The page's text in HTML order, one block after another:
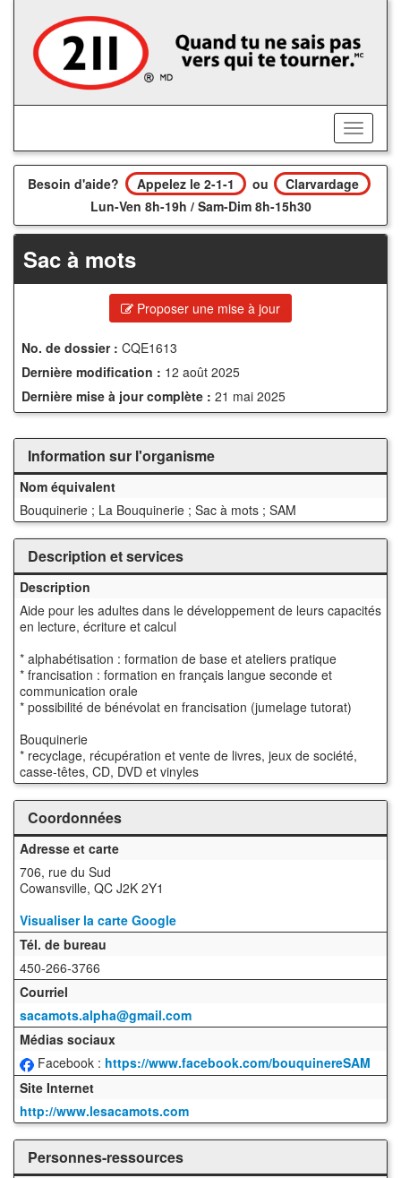
contenu
principal
Activer/
le
menu
Besoin d'aide? Appelez le 2-1-1 ou
Clarvardage
Lun-Ven 8h-19h / Sam-Dim 8h-15h30
Sac à mots
Proposer une mise à jour
No. de dossier : CQE1613
Dernière modification : 12 août 2025
Dernière mise à jour complète : 21 mai 2025
Information sur l'organisme
Nom équivalent
Bouquinerie ; La Bouquinerie ; Sac à mots ; SAM
Description et services
Description
Aide pour les adultes dans le développement de leurs capacités
en lecture, écriture et calcul
* alphabétisation : formation de base et ateliers pratique
* francisation : formation en français langue seconde et
communication orale
* possibilité de bénévolat en francisation (jumelage tutorat)
Bouquinerie
* recyclage, récupération et vente de livres, jeux de société,
casse-têtes, CD, DVD et vinyles
Coordonnées
Adresse et carte
706, rue du Sud
Cowansville, QC J2K 2Y1
Visualiser la carte Google
Tél. de bureau
450-266-3766
Courriel
sacamots.alpha@gmail.com
Médias sociaux
Facebook : https://www.facebook.com/bouquinereSAM
Site Internet
http://www.lesacamots.com
Personnes-ressources